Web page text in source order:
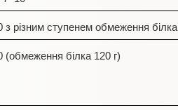
з різним ступенем обмеження білка
(обмеження білка 120 г)